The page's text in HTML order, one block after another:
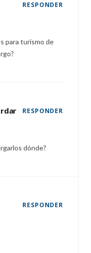
RESPONDER
para turismo de
RESPONDER
dónde?
RESPONDER